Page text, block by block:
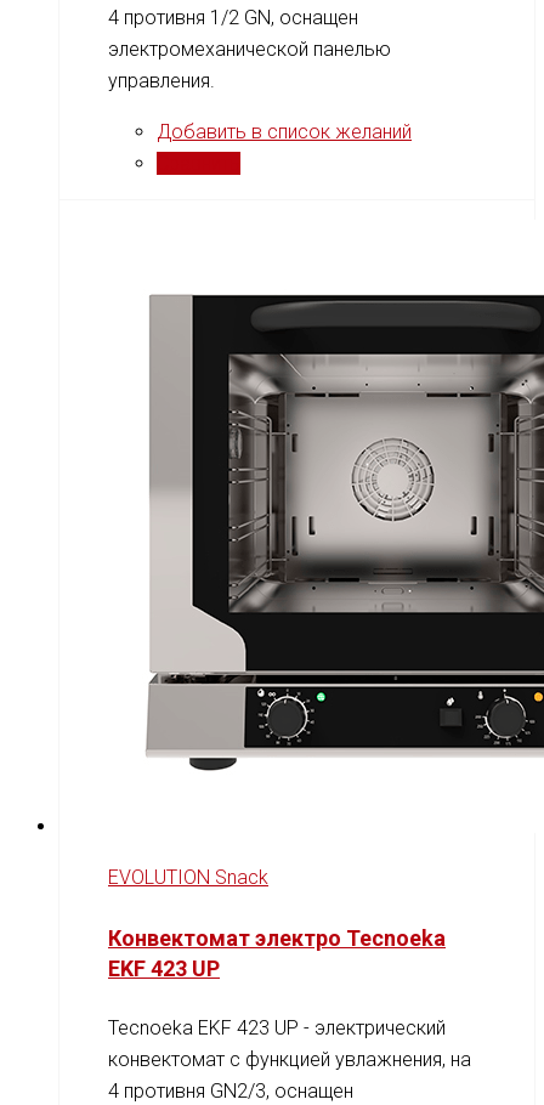
4 противня 1/2 GN, оснащен
электромеханической панелью
управления.
Добавить в список желаний
EVOLUTION Snack
Конвектомат электро Tecnoeka
EKF 423 UP
Tecnoeka EKF 423 UP - электрический
конвектомат с функцией увлажнения, на
4 противня GN2/3, оснащен